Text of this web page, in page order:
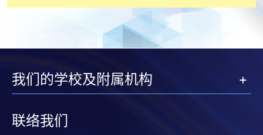
課程負責人會為學員送上「註冊及學費通知」
(「通知」)，請填妥有關「通知」，並親往報名中
心或以郵遞方式，遞交「通知」及繳交所需費用。
何疑問，請詳閱個別課程資料，或聯絡有關課程負責
課程/科目報名注意事項:
我们的学校及附属机构
联络我们